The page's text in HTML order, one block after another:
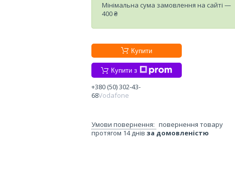
Мінімальна сума замовлення на сайті —
400 ₴
Купити
Купити з
+380 (50) 302-43-
68Vodafone
повернення товару
протягом 14 днів за домовленістю